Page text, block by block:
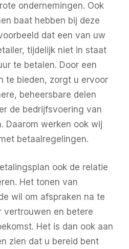
ondernemingen. Ook
baat hebben bij deze
dat een van uw
tijdelijk niet in staat
te betalen. Door een
te bieden, zorgt u ervoor
beheersbare delen
de bedrijfsvoering van
Daarom werken ook wij
betaalregelingen.
ook de relatie
Het tonen van
wil om afspraken na te
vertrouwen en betere
Het is dan ook aan
zien dat u bereid bent